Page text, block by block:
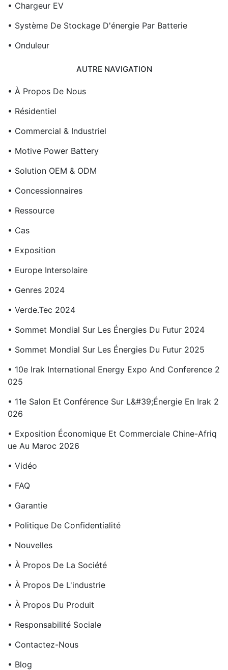
• Chargeur EV
• Système De Stockage D'énergie Par Batterie
• Onduleur
AUTRE NAVIGATION
• À Propos De Nous
• Résidentiel
• Commercial & Industriel
• Motive Power Battery
• Solution OEM & ODM
• Concessionnaires
• Ressource
• Cas
• Exposition
• Europe Intersolaire
• Genres 2024
• Verde.Tec 2024
• Sommet Mondial Sur Les Énergies Du Futur 2024
• Sommet Mondial Sur Les Énergies Du Futur 2025
• 10e Irak International Energy Expo And Conference 2
025
• 11e Salon Et Conférence Sur L&#39;énergie En Irak 2
026
• Exposition Économique Et Commerciale Chine-Afriq
Ue Au Maroc 2026
• Vidéo
• FAQ
• Garantie
• Politique De Confidentialité
• Nouvelles
• À Propos De La Société
• À Propos De L'industrie
• À Propos Du Produit
• Responsabilité Sociale
• Contactez-Nous
• Blog